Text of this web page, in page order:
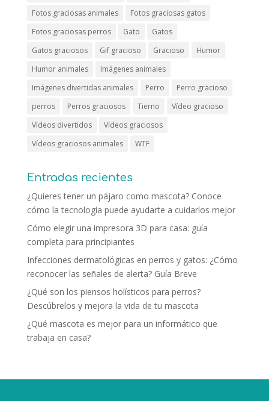
Fotos graciosas animales
Fotos graciosas gatos
Fotos graciosas perros
Gato
Gatos
Gatos graciosos
Gif gracioso Gracioso
Humor
Humor animales
Imágenes animales
Imágenes divertidas animales
Perro
Perro gracioso
perros
Perros graciosos Tierno
Vídeo gracioso
Vídeos divertidos
Vídeos graciosos
Vídeos graciosos animales
WTF
Entradas recientes
¿Quieres tener un pájaro como mascota? Conoce
cómo la tecnología puede ayudarte a cuidarlos mejor
Cómo elegir una impresora 3D para casa: guía
completa para principiantes
Infecciones dermatológicas en perros y gatos: ¿Cómo
reconocer las señales de alerta? Guía Breve
¿Qué son los piensos holísticos para perros?
Descúbrelos y mejora la vida de tu mascota
¿Qué mascota es mejor para un informático que
trabaja en casa?